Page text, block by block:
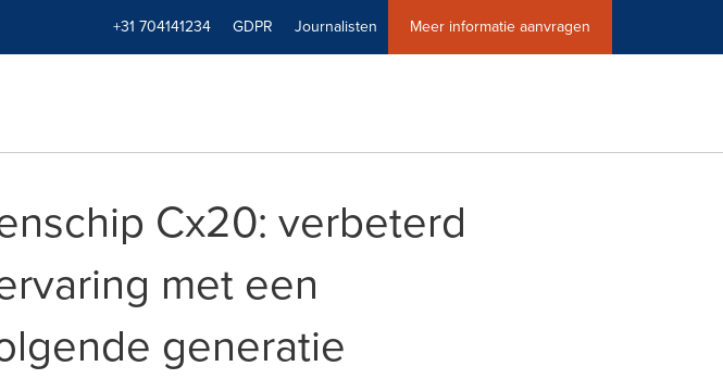
+31 704141234 GDPR Journalisten Meer informatie aanvragen
Cx20: verbeterd
met een
generatie